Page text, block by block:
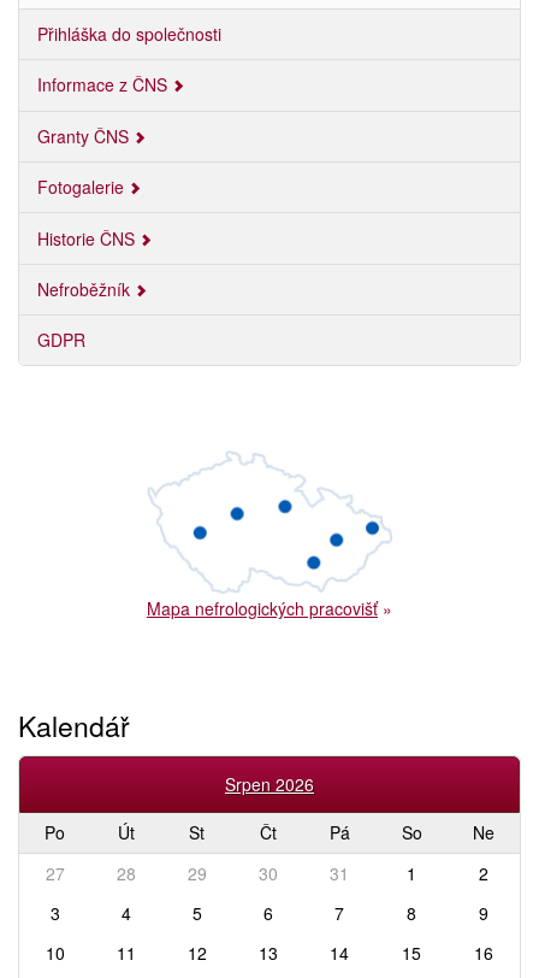
Přihláška do společnosti
Informace z ČNS
Granty ČNS
Fotogalerie
Historie ČNS
Nefroběžník
GDPR
Mapa nefrologických pracovišť»
Kalendář
Srpen 2026
Po
Út St Čt Pá So
Ne
27
28 29 30 31 1
2
3
4 5 6 7 8
9
10
11 12 13 14 15
16